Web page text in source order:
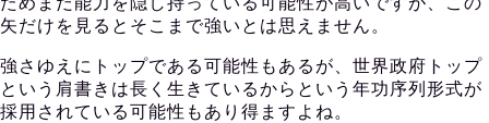
矢だけを見るとそこまで強いとは思えません。
強さゆえにトップである可能性もあるが、世界政府トップ
という肩書きは長く生きているからという年功序列形式が
採用されている可能性もあり得ますよね。